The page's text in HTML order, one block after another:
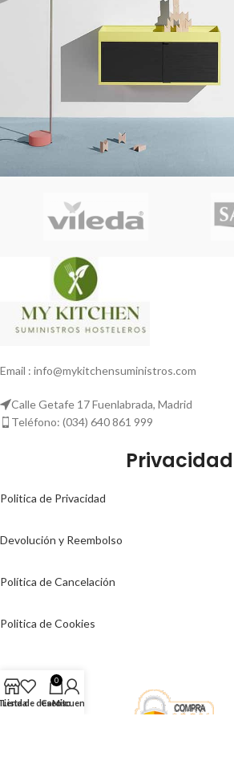
Kitchen
Suspendisse quam at vestibulum
Email : info@mykitchensuministros.com
Calle Getafe 17 Fuenlabrada, Madrid
Teléfono: (034) 640 861 999
Privacidad
Politica de Privacidad
Devolución y Reembolso
Política de Cancelación
Politica de Cookies
Lista de deseos
0
Carrito
Mi cuenta